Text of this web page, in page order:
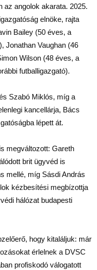
az angolok akarata. 2025.
elnöke, rajta
Bailey (50 éves, a
Jonathan Vaughan (46
Wilson (48 éves, a
futballigazgató).
Szabó Miklós, míg a
kancellárja, Bács
lépett át.
megváltozott: Gareth
brit ügyvéd is
mellé, míg Sásdi András
kézbesítési megbízottja
hálózat budapesti
hogy kitaláljuk: már
érlelnek a DVSC
profiskodó válogatott